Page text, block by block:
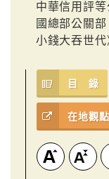
中華信用評
國總部公關
小錢大吞世代
目 錄
在地觀點